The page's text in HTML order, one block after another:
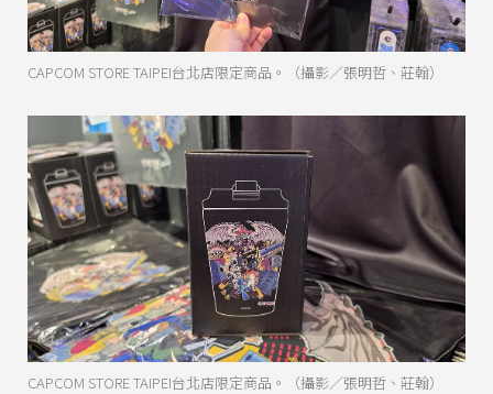
CAPCOM STORE TAIPEI台北店限定商品。（攝影／張明哲、莊翰）
CAPCOM STORE TAIPEI台北店限定商品。（攝影／張明哲、莊翰）